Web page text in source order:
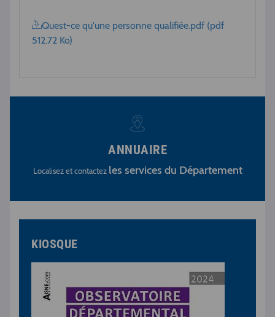
Quest-ce qu'une personne qualifiée.pdf (pdf
512.72 Ko)
ANNUAIRE
Localisez et contactez les services du Département
KIOSQUE